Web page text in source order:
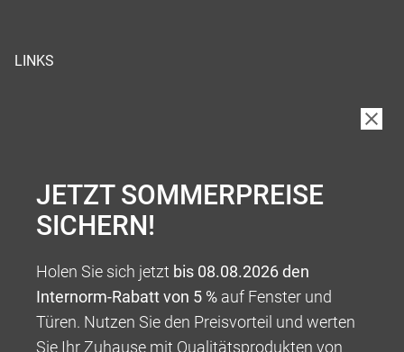
LINKS
JETZT SOMMERPREISE
SICHERN!
Holen Sie sich jetzt bis 08.08.2026 den
Internorm-Rabatt von 5 % auf Fenster und
Türen. Nutzen Sie den Preisvorteil und werten
Sie Ihr Zuhause mit Qualitätsprodukten von